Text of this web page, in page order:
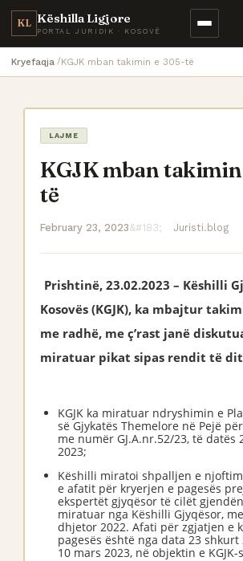
KL Këshilla Ligjore
PORTAL JURIDIK · KOSOVË
Kryefaqja KGJK mban takimin e 305-të
LAJME
KGJK mban
të
February 23, 2023 Juristi.blog
Prishtinë, 23.02.2023 – Këshilli
Kosovës (KGJK), ka mbajtur
me radhë, me ç’rast janë
miratuar pikat sipas rendit të
KGJK ka miratuar ndryshimin e
së Gjykatës Themelore në Pejë
me numër GJ.A.nr.52/23, të datës
2023;
Këshilli miratoi shpalljen e
e afatit për kryerjen e pagesës
ekspertët gjyqësor të cilët
miratuar nga Këshilli Gjyqësor,
dhjetor 2022. Afati për zgjatjen e
pagesës është nga data 23 shkurt
10 mars 2023, në objektin e KGJK-